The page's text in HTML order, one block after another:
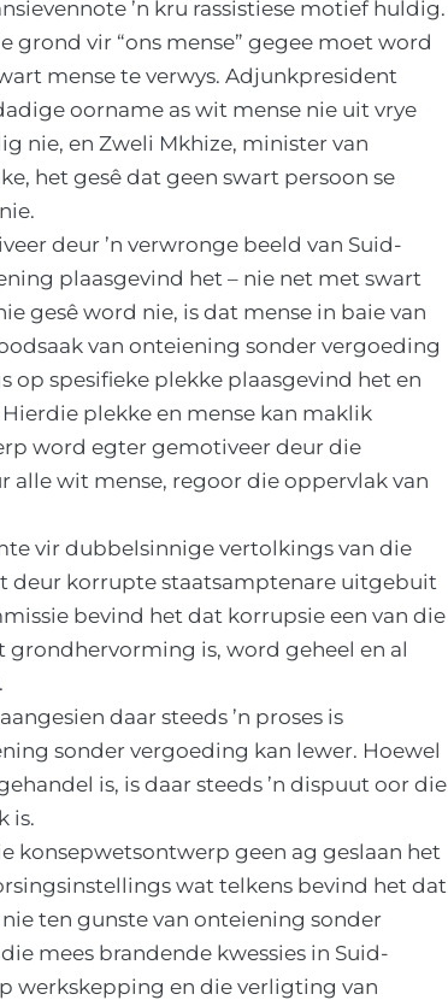
’n kru rassistiese motief huldig.
grond vir “ons mense” gegee moet word
mense te verwys. Adjunkpresident
oorname as wit mense nie uit vrye
nie, en Zweli Mkhize, minister van
het gesê dat geen swart persoon se
deur ’n verwronge beeld van Suid-
plaasgevind het – nie net met swart
gesê word nie, is dat mense in baie van
van onteiening sonder vergoeding
op spesifieke plekke plaasgevind het en
plekke en mense kan maklik
word egter gemotiveer deur die
alle wit mense, regoor die oppervlak van
vir dubbelsinnige vertolkings van die
deur korrupte staatsamptenare uitgebuit
bevind het dat korrupsie een van die
is, word geheel en al
daar steeds ’n proses is
sonder vergoeding kan lewer. Hoewel
is, is daar steeds ’n dispuut oor die
is.
geen ag geslaan het
wat telkens bevind het dat
ten gunste van onteiening sonder
mees brandende kwessies in Suid-
werkskepping en die verligting van